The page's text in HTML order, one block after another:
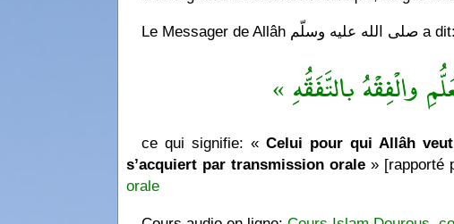
Le Messager de Allâh صلى الله عليه وسلّم a dit:
والْفِقْهُ بالتَّفَقُّهِ »
ce qui signifie: « Celui pour qui Allâh
s’acquiert par transmission orale » [rapporté
orale